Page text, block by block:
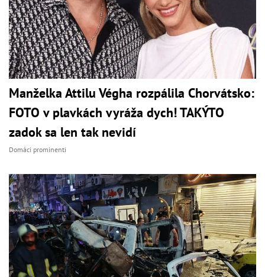
Manželka Attilu Végha rozpálila Chorvátsko:
FOTO v plavkách vyráža dych! TAKÝTO
zadok sa len tak nevidí
Domáci prominenti